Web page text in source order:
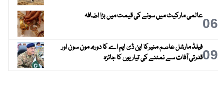
06عالمی مارکیٹ میں سونے کی قیمت میں بڑا اضافہ
09فیلڈ مارشل عاصم منیرکا این ڈی ایم اے کا دورہ، مون سون اور
قدرتی آفات سے نمٹنے کی تیاریوں کا جائزہ